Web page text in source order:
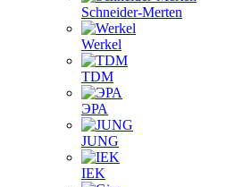
Schneider-Merten
Werkel
TDM
ЭРА
JUNG
IEK